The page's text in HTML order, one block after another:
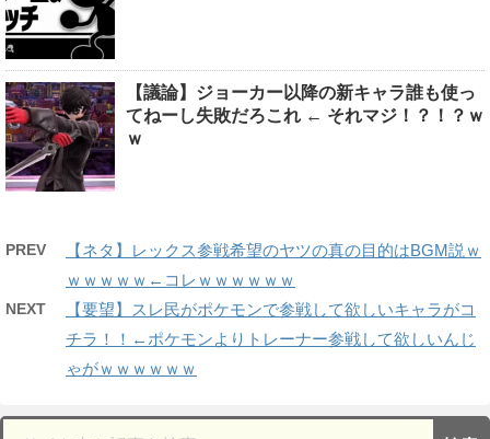
【議論】ジョーカー以降の新キャラ誰も使っ
てねーし失敗だろこれ ← それマジ！？！？ｗ
ｗ
PREV
【ネタ】レックス参戦希望のヤツの真の目的はBGM説ｗ
ｗｗｗｗｗ←コレｗｗｗｗｗｗ
NEXT
【要望】スレ民がポケモンで参戦して欲しいキャラがコ
チラ！！←ポケモンよりトレーナー参戦して欲しいんじ
ゃがｗｗｗｗｗｗ